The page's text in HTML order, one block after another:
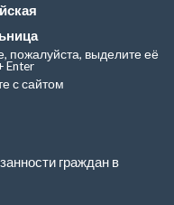
пожалуйста, выделите её
Enter
с сайтом
граждан в